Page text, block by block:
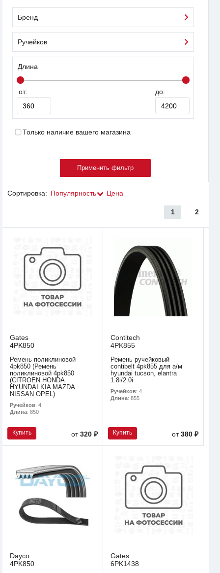
Бренд
Ручейков
Длина
от: до:
Только наличие вашего магазина
Сортировка: Популярность Цена
1 2
Gates
4PK850
Ремень поликлиновой
4pk850 (Ремень
поликлиновой 4pk850
(CITROEN HONDA
HYUNDAI KIA MAZDA
NISSAN OPEL)
Ручейков: 4
Длина: 850
Купить от320 ₽
Contitech
4PK855
Ремень ручейковый
contibelt 4pk855 для а/м
hyundai tucson, elantra
1.8i/2.0i
Ручейков: 4
Длина: 855
Купить от380 ₽
Dayco
4PK850
Gates
6PK1438